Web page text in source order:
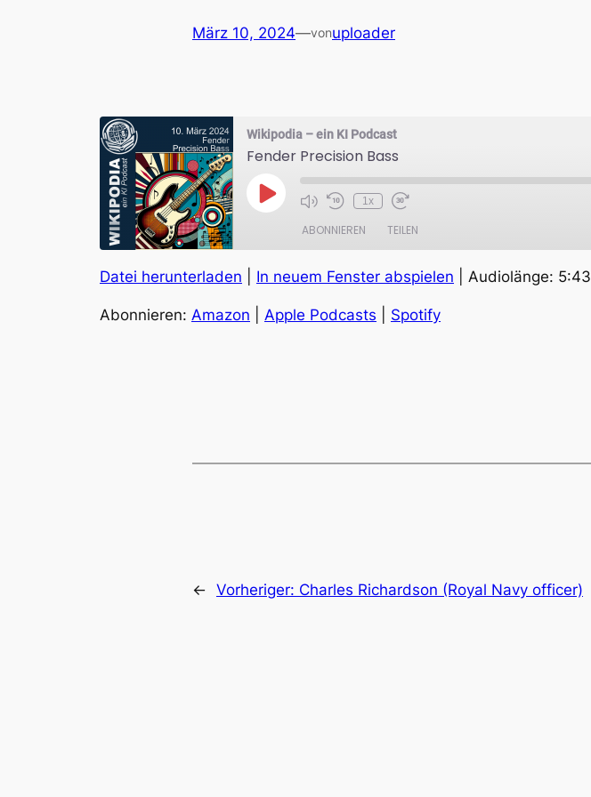
März 10, 2024—vonuploader
Wikipodia – ein KI Podcast
Fender Precision Bass
Play
Episode
1x
ABONNIEREN TEILEN
Amazon Apple Podcasts
RSS FEED
TEILEN
LINK
Datei herunterladen In neuem Fenster abspielen Audiolänge: 5:43
Abonnieren: Amazon Apple Podcasts Spotify
← Vorheriger: Charles Richardson (Royal Navy officer)